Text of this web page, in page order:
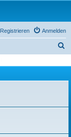
Anmelden
Registrieren
h